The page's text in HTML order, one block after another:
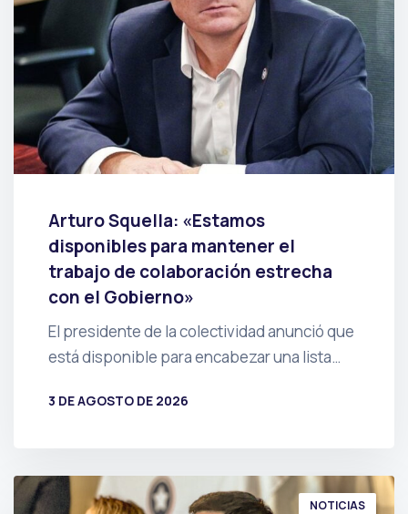
Arturo Squella: «Estamos
disponibles para mantener el
trabajo de colaboración estrecha
con el Gobierno»
El presidente de la colectividad anunció que
está disponible para encabezar una lista…
3 DE AGOSTO DE 2026
NOTICIAS